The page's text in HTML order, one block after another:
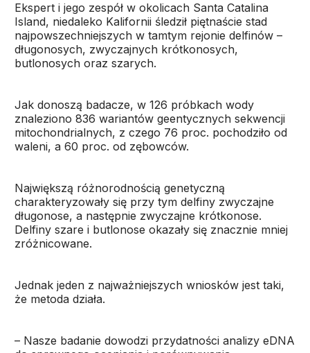
Ekspert i jego zespół w okolicach Santa Catalina
Island, niedaleko Kalifornii śledził piętnaście stad
najpowszechniejszych w tamtym rejonie delfinów –
długonosych, zwyczajnych krótkonosych,
butlonosych oraz szarych.
Jak donoszą badacze, w 126 próbkach wody
znaleziono 836 wariantów geentycznych sekwencji
mitochondrialnych, z czego 76 proc. pochodziło od
waleni, a 60 proc. od zębowców.
Największą różnorodnością genetyczną
charakteryzowały się przy tym delfiny zwyczajne
długonose, a następnie zwyczajne krótkonose.
Delfiny szare i butlonose okazały się znacznie mniej
zróżnicowane.
Jednak jeden z najważniejszych wniosków jest taki,
że metoda działa.
– Nasze badanie dowodzi przydatności analizy eDNA